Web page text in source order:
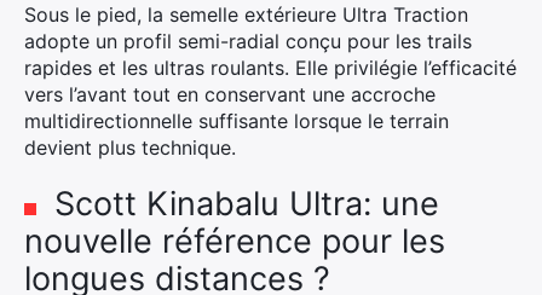
Sous le pied, la semelle extérieure Ultra Traction
adopte un profil semi-radial conçu pour les trails
rapides et les ultras roulants. Elle privilégie l’efficacité
vers l’avant tout en conservant une accroche
multidirectionnelle suffisante lorsque le terrain
devient plus technique.
Scott Kinabalu Ultra: une
nouvelle référence pour les
longues distances ?
×
Rechercher
: